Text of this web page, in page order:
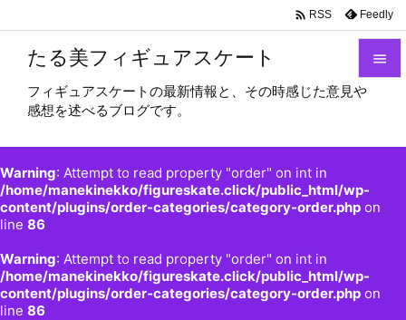
たる美フィギュアスケート
フィギュアスケートの最新情報と、その時感じた意見や
感想を述べるブログです。
Warning: Attempt to read property "order" on int in
/home/manekinekko/figureskate.click/public_html/wp-
content/plugins/order-categories/category-order.php on
line 86
Warning: Attempt to read property "order" on int in
/home/manekinekko/figureskate.click/public_html/wp-
content/plugins/order-categories/category-order.php on
line 86


前へ

 RSS Feedly